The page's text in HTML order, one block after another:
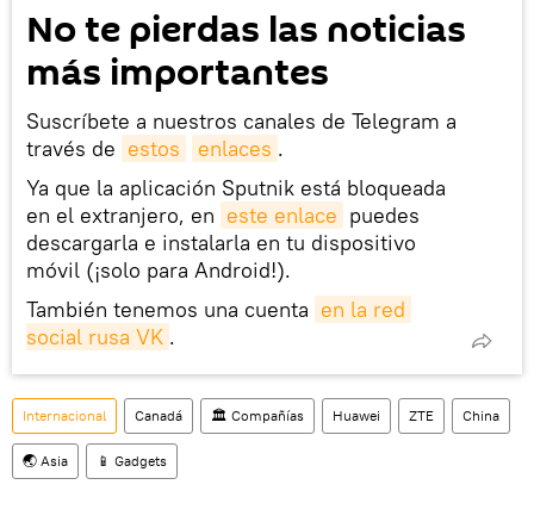
No te pierdas las noticias
más importantes
Suscríbete a nuestros canales de Telegram a
través de estos enlaces .
Ya que la aplicación Sputnik está bloqueada
en el extranjero, en este enlace puedes
descargarla e instalarla en tu dispositivo
móvil (¡solo para Android!).
También tenemos una cuenta en la red
social rusa VK .
Internacional Canadá 🏛️ Compañías Huawei ZTE China
🌏 Asia 📱 Gadgets